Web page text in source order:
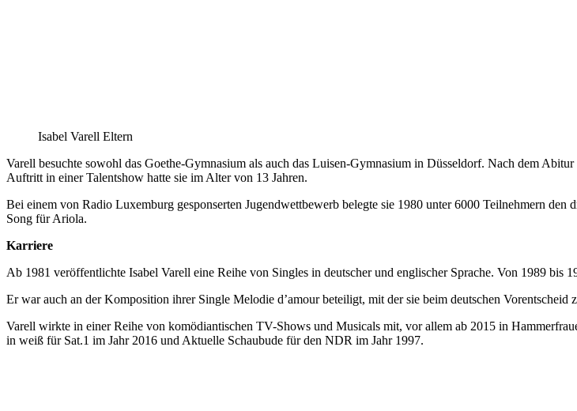
Isabel Varell Eltern
Varell besuchte sowohl das Goethe-Gymnasium als auch das Luisen-Gymnasium in Düsseldorf. Nach dem
Auftritt in einer Talentshow hatte sie im Alter von 13 Jahren.
Bei einem von Radio Luxemburg gesponserten Jugendwettbewerb belegte sie 1980 unter 6000 Teilnehmern
Song für Ariola.
Karriere
Ab 1981 veröffentlichte Isabel Varell eine Reihe von Singles in deutscher und englischer Sprache. Von 1989 bis
Er war auch an der Komposition ihrer Single Melodie d’amour beteiligt, mit der sie beim deutschen Vorentscheid
Varell wirkte in einer Reihe von komödiantischen TV-Shows und Musicals mit, vor allem ab 2015 in
in weiß für Sat.1 im Jahr 2016 und Aktuelle Schaubude für den NDR im Jahr 1997.